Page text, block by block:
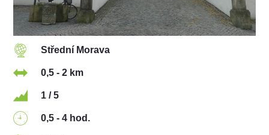
Střední Morava
0,5 - 2 km
1 / 5
0,5 - 4 hod.